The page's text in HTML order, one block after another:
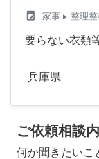
local_laundry_service 家事 ▸ 整理
要らない衣類
兵庫県
ご依頼相談
何か聞きたいこ